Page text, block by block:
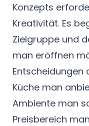
Konzepts
Kreativität. Es
Zielgruppe und
man eröffnen
Entscheidungen
Küche man
Ambiente man
Preisbereich